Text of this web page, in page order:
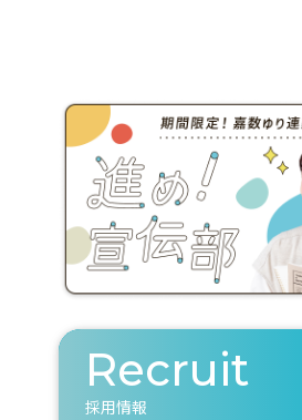
Recruit
採用情報